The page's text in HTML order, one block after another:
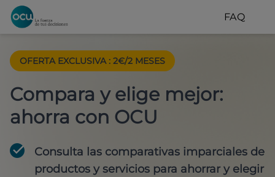
FAQ
OFERTA EXCLUSIVA : 2€/2 MESES
Compara y elige mejor:
ahorra con OCU
Consulta las comparativas imparciales de
productos y servicios para ahorrar y elegir